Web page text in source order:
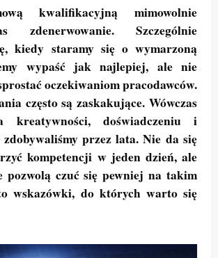
kwalifikacyjną mimowolnie
zdenerwowanie. Szczególnie
kiedy staramy się o wymarzoną
wypaść jak najlepiej, ale nie
oczekiwaniom pracodawców.
często są zaskakujące. Wówczas
kreatywności, doświadczeniu i
przez lata. Nie da się
kompetencji w jeden dzień, ale
czuć się pewniej na takim
wskazówki, do których warto się